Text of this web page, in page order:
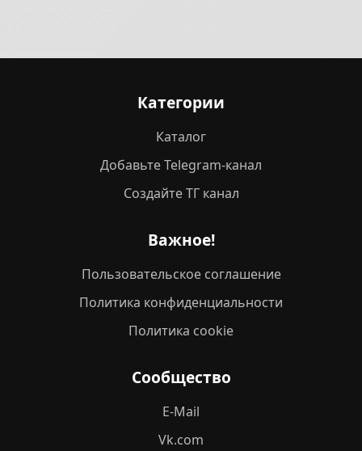
Категории
Каталог
Добавьте Telegram-канал
Создайте ТГ канал
Важное!
Пользовательское соглашение
Политика конфиденциальности
Политика cookie
Сообщество
E-Mail
Vk.com